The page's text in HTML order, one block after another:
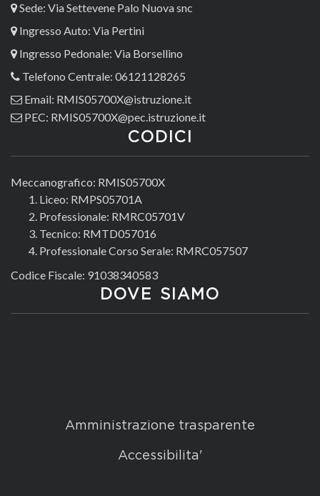
Sede: Via Settevene Palo Nuova snc
Ingresso Auto: Via Pertini
Ingresso Pedonale: Via Borsellino
Telefono Centrale: 06121128265
Email: RMIS05700X@istruzione.it
PEC: RMIS05700X@pec.istruzione.it
CODICI
Meccanografico: RMIS05700X
Liceo: RMPS05701A
Professionale: RMRC05701V
Tecnico: RMTD057016
Professionale Corso Serale: RMRC057507
Codice Fiscale: 91038340583
DOVE SIAMO
Amministrazione trasparente
Accessibilita'